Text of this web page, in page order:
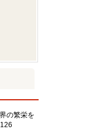
の繁栄を